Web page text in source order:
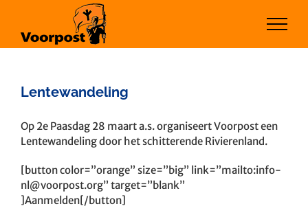
inhoud
Lentewandeling
Bekijk
grotere
Op 2e Paasdag 28 maart a.s. organiseert Voorpost een
Lentewandeling door het schitterende Rivierenland.
[button color=”orange” size=”big” link=”mailto:info-
nl@voorpost.org” target=”blank”
]Aanmelden[/button]